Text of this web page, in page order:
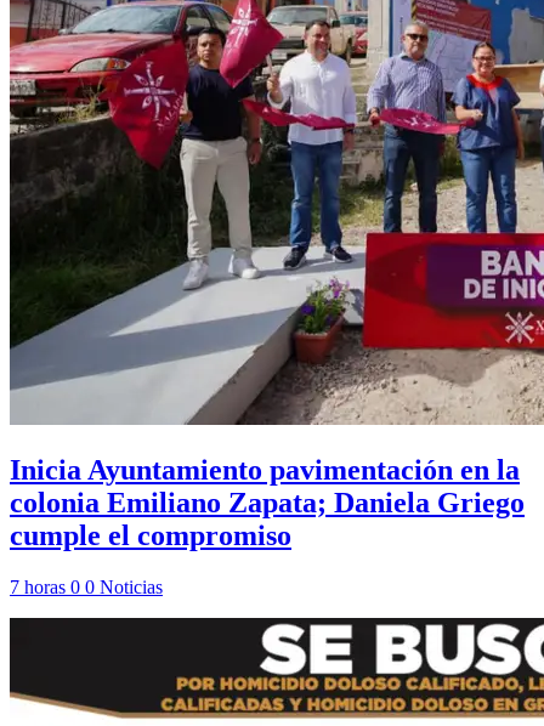
Inicia Ayuntamiento pavimentación en la
colonia Emiliano Zapata; Daniela Griego
cumple el compromiso
7 horas 0 0 Noticias